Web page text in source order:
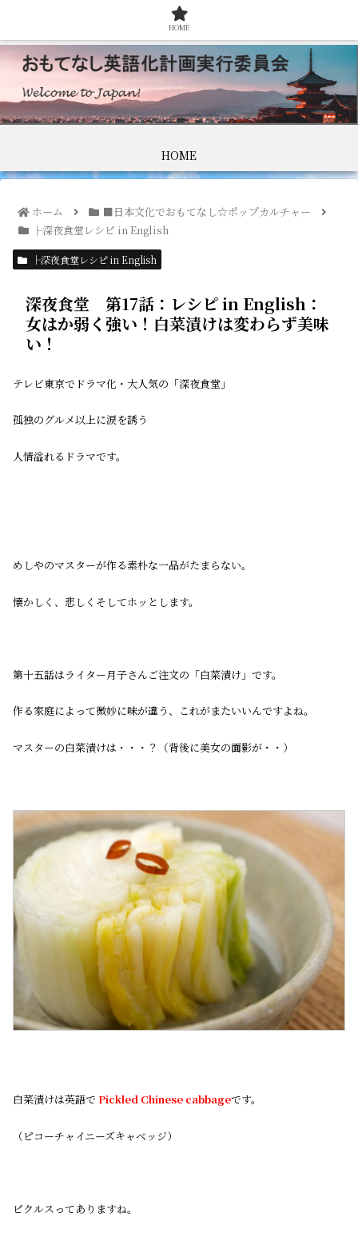
HOME
ホーム
■日本文化でおもてなし☆ポップカルチャー
├深夜食堂レシピ in English
├深夜食堂レシピ in English
深夜食堂 第17話：レシピ in English：
女はか弱く強い！白菜漬けは変わらず美味
い！
テレビ東京でドラマ化・大人気の「深夜食堂」
孤独のグルメ以上に涙を誘う
人情溢れるドラマです。
めしやのマスターが作る素朴な一品がたまらない。
懐かしく、悲しくそしてホッとします。
第十五話はライター月子さんご注文の「白菜漬け」です。
作る家庭によって微妙に味が違う、これがまたいいんですよね。
マスターの白菜漬けは・・・？（背後に美女の面影が・・）
白菜漬けは英語で Pickled Chinese cabbageです。
（ピコーチャイニーズキャベッジ）
ピクルスってありますね。
HOME